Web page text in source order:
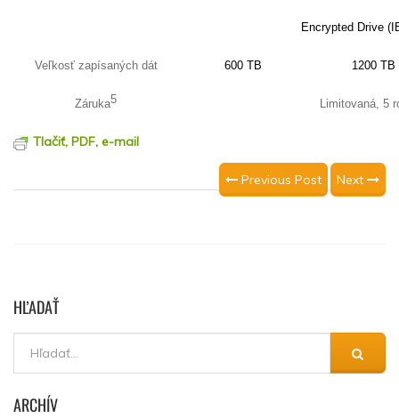
Encrypted Drive
Veľkosť zapísaných dát 600 TB 1200 TB
Záruka5 Limitovaná, 5
Tlačiť, PDF, e-mail
Previous Post Next
HĽADAŤ
ARCHÍV